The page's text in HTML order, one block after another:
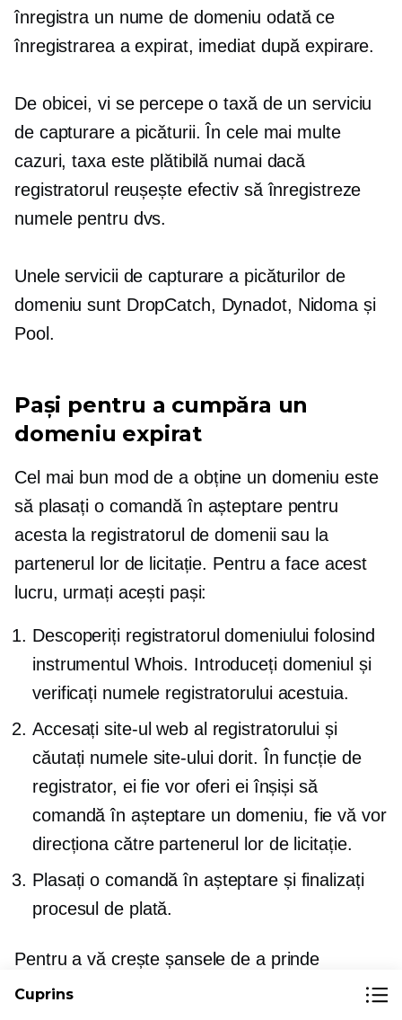
înregistra un nume de domeniu odată ce
înregistrarea a expirat, imediat după expirare.
De obicei, vi se percepe o taxă de un serviciu
de capturare a picăturii. În cele mai multe
cazuri, taxa este plătibilă numai dacă
registratorul reușește efectiv să înregistreze
numele pentru dvs.
Unele servicii de capturare a picăturilor de
domeniu sunt DropCatch, Dynadot, Nidoma și
Pool.
Pași pentru a cumpăra un
domeniu expirat
Cel mai bun mod de a obține un domeniu este
să plasați o comandă în așteptare pentru
acesta la registratorul de domenii sau la
partenerul lor de licitație. Pentru a face acest
lucru, urmați acești pași:
Descoperiți registratorul domeniului folosind
instrumentul Whois. Introduceți domeniul și
verificați numele registratorului acestuia.
Accesați site-ul web al registratorului și
căutați numele site-ului dorit. În funcție de
registrator, ei fie vor oferi ei înșiși să
comandă în așteptare un domeniu, fie vă vor
direcționa către partenerul lor de licitație.
Plasați o comandă în așteptare și finalizați
procesul de plată.
Pentru a vă crește șansele de a prinde
numele, puteți plasa o comandă în așteptare
Cuprins